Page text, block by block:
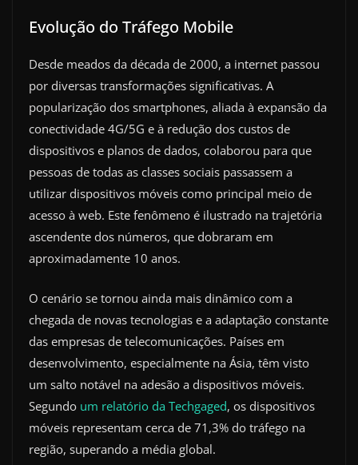
Evolução do Tráfego Mobile
Desde meados da década de 2000, a internet passou
por diversas transformações significativas. A
popularização dos smartphones, aliada à expansão da
conectividade 4G/5G e à redução dos custos de
dispositivos e planos de dados, colaborou para que
pessoas de todas as classes sociais passassem a
utilizar dispositivos móveis como principal meio de
acesso à web. Este fenômeno é ilustrado na trajetória
ascendente dos números, que dobraram em
aproximadamente 10 anos.
O cenário se tornou ainda mais dinâmico com a
chegada de novas tecnologias e a adaptação constante
das empresas de telecomunicações. Países em
desenvolvimento, especialmente na Ásia, têm visto
um salto notável na adesão a dispositivos móveis.
Segundo um relatório da Techgaged, os dispositivos
móveis representam cerca de 71,3% do tráfego na
região, superando a média global.